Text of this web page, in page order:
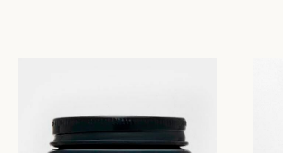
вопрос в течение 20 минут
НАПИСАТЬ НАМ